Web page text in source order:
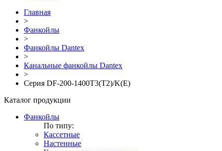
Главная
>
Фанкойлы
>
Фанкойлы Dantex
>
Канальные фанкойлы Dantex
>
Серия DF-200-1400T3(T2)/K(E)
Каталог продукции
Фанкойлы
По типу:
Кассетные
Настенные